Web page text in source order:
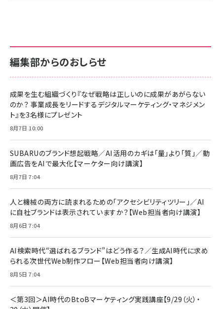
編集部からのおしらせ
成果を生む組織づくり『なぜ戦略は正しいのに成果があがらない
のか？ 事業成長をリードするデジタルマーケティング・マネジメン
ト』を3名様にプレゼント
8月7日 10:00
SUBARUのブランド想起戦略／AI活用のカギは「量」より「質」／動
画広告をAIで最大化【マーケター向け講演】
8月7日 7:04
人と機械の両方に読まれるための「アクセシビリティツリー」／AI
に自社ブランドは表示されていますか？【Web担当者向け講演】
8月6日 7:04
AI検索時代“選ばれるブランド”はどう作る？／生成AI時代に求め
られる次世代Web制作フロー【Web担当者向け講演】
8月5日 7:04
＜第3回＞AI時代のBtoBマーケティング実践講座【9/29（火）・